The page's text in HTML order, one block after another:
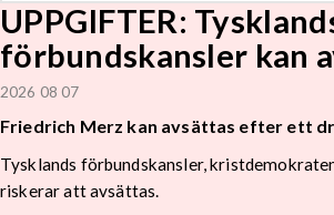
UPPGIFTER:
förbundskansler kan
2026 08 07
Friedrich Merz kan avsättas efter ett
Tysklands förbundskansler,
riskerar att avsättas.